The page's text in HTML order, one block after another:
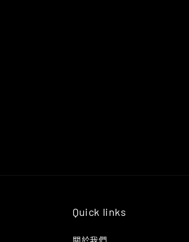
Quick links
關於我們